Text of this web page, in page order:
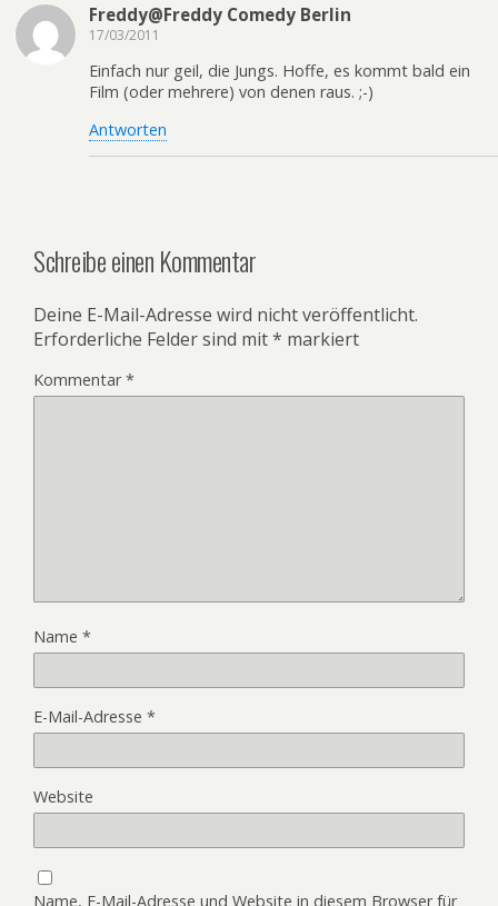
Freddy@Freddy Comedy Berlin
17/03/2011
Einfach nur geil, die Jungs. Hoffe, es kommt bald ein
Film (oder mehrere) von denen raus. ;-)
Antworten
Schreibe einen Kommentar
Deine E-Mail-Adresse wird nicht veröffentlicht.
Erforderliche Felder sind mit* markiert
Kommentar*
Name *
E-Mail-Adresse *
Website
Name, E-Mail-Adresse und Website in diesem Browser für